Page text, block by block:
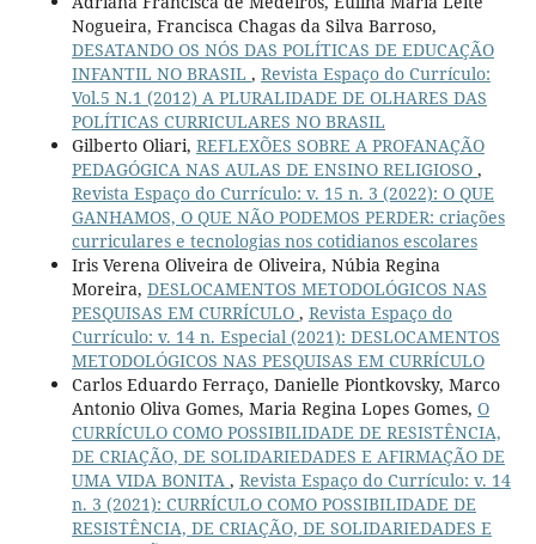
Nogueira, Francisca Chagas da Silva Barroso,
DESATANDO OS NÓS DAS POLÍTICAS DE EDUCAÇÃO
INFANTIL NO BRASIL , Revista Espaço do Currículo:
Vol.5 N.1 (2012) A PLURALIDADE DE OLHARES DAS
POLÍTICAS CURRICULARES NO BRASIL
Gilberto Oliari, REFLEXÕES SOBRE A PROFANAÇÃO
PEDAGÓGICA NAS AULAS DE ENSINO RELIGIOSO ,
Revista Espaço do Currículo: v. 15 n. 3 (2022): O QUE
GANHAMOS, O QUE NÃO PODEMOS PERDER: criações
curriculares e tecnologias nos cotidianos escolares
Iris Verena Oliveira de Oliveira, Núbia Regina
Moreira, DESLOCAMENTOS METODOLÓGICOS NAS
PESQUISAS EM CURRÍCULO , Revista Espaço do
Currículo: v. 14 n. Especial (2021): DESLOCAMENTOS
METODOLÓGICOS NAS PESQUISAS EM CURRÍCULO
Carlos Eduardo Ferraço, Danielle Piontkovsky, Marco
Antonio Oliva Gomes, Maria Regina Lopes Gomes, O
CURRÍCULO COMO POSSIBILIDADE DE RESISTÊNCIA,
DE CRIAÇÃO, DE SOLIDARIEDADES E AFIRMAÇÃO DE
UMA VIDA BONITA , Revista Espaço do Currículo: v. 14
n. 3 (2021): CURRÍCULO COMO POSSIBILIDADE DE
RESISTÊNCIA, DE CRIAÇÃO, DE SOLIDARIEDADES E